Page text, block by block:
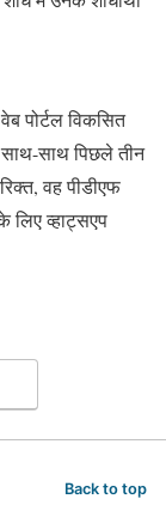
पोर्टल विकसित
साथ-साथ पिछले तीन
वह पीडीएफ
व्हाट्सएप
Back to top